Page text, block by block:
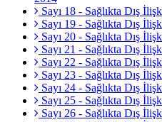
Sayı 18 - Sağlıkta Dış
Sayı 19 - Sağlıkta Dış
Sayı 20 - Sağlıkta Dış
Sayı 21 - Sağlıkta Dış
Sayı 22 - Sağlıkta Dış
Sayı 23 - Sağlıkta Dış
Sayı 24 - Sağlıkta Dış
Sayı 25 - Sağlıkta Dış
Sayı 26 - Sağlıkta Dış